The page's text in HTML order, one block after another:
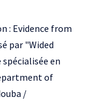
: Evidence from
par "Wided
en
of
/